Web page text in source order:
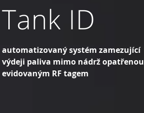
Tank ID
automatizovaný systém zamezující
výdeji paliva mimo nádrž opatřenou
evidovaným RF tagem